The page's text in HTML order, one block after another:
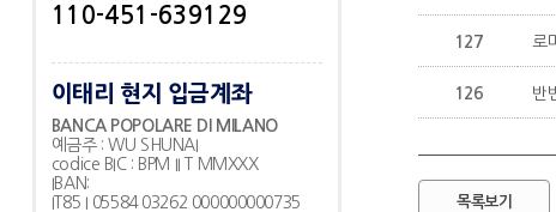
110-451-639129
이태리 현지 입금계좌
BANCA POPOLARE DI MILANO
예금주 : WU SHUNAI
codice BIC : BPM II T MMXXX
IBAN:
IT85 I 05584 03262 000000000735
127 로
126 반
목록보기